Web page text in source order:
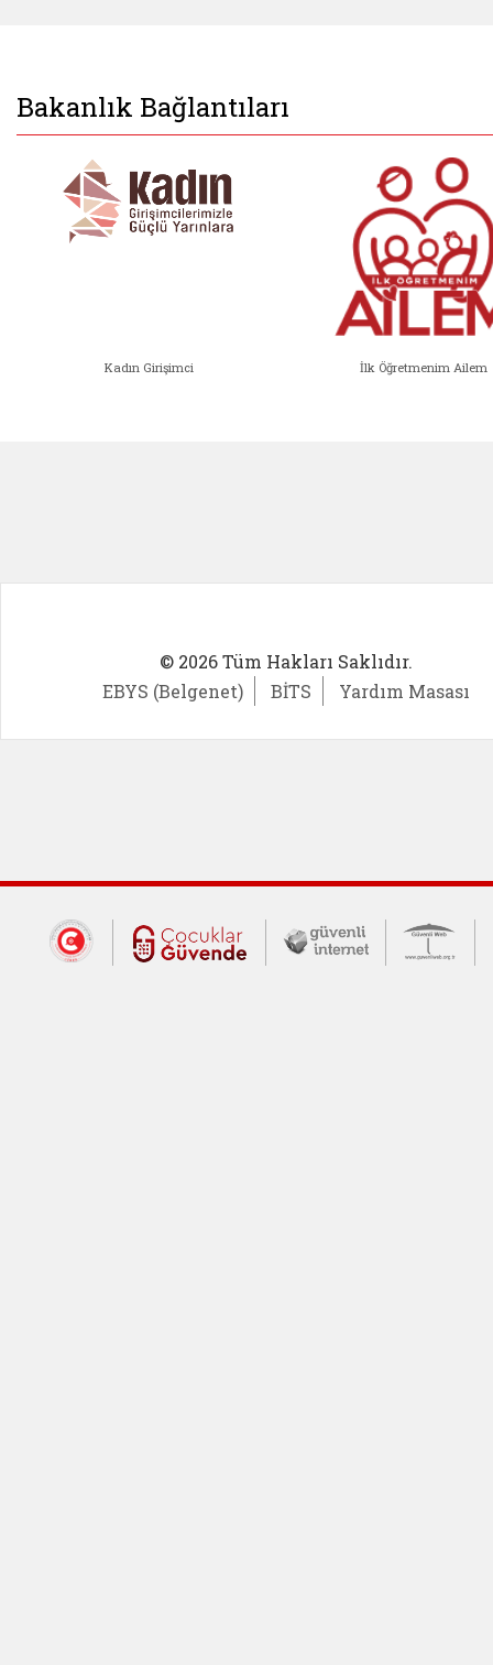
Bakanlık Bağlantıları
Kadın Girişimci İlk Öğretmenim Ailem
© 2026 Tüm Hakları Saklıdır.
EBYS (Belgenet)
BİTS Yardım Masası
Dış Bağlantılar
Cumhurbaşkanlığı İletişim Merkezi
Çocuklar Güvende (yeni
Güvenli